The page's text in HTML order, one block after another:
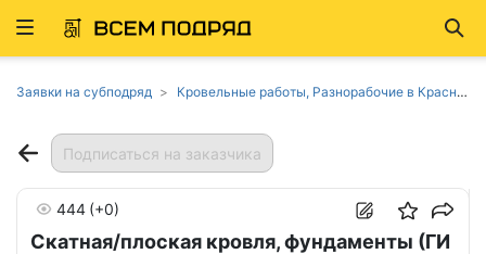
Развернуть
Заявки на субподряд Кровельные работы, Разнорабочие в Краснодарском крае
Подписаться на заказчика
Скатная/плоская кровля, фундаменты (ГИ
444 (+0)